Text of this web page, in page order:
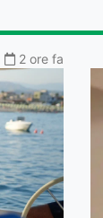
2 ore fa